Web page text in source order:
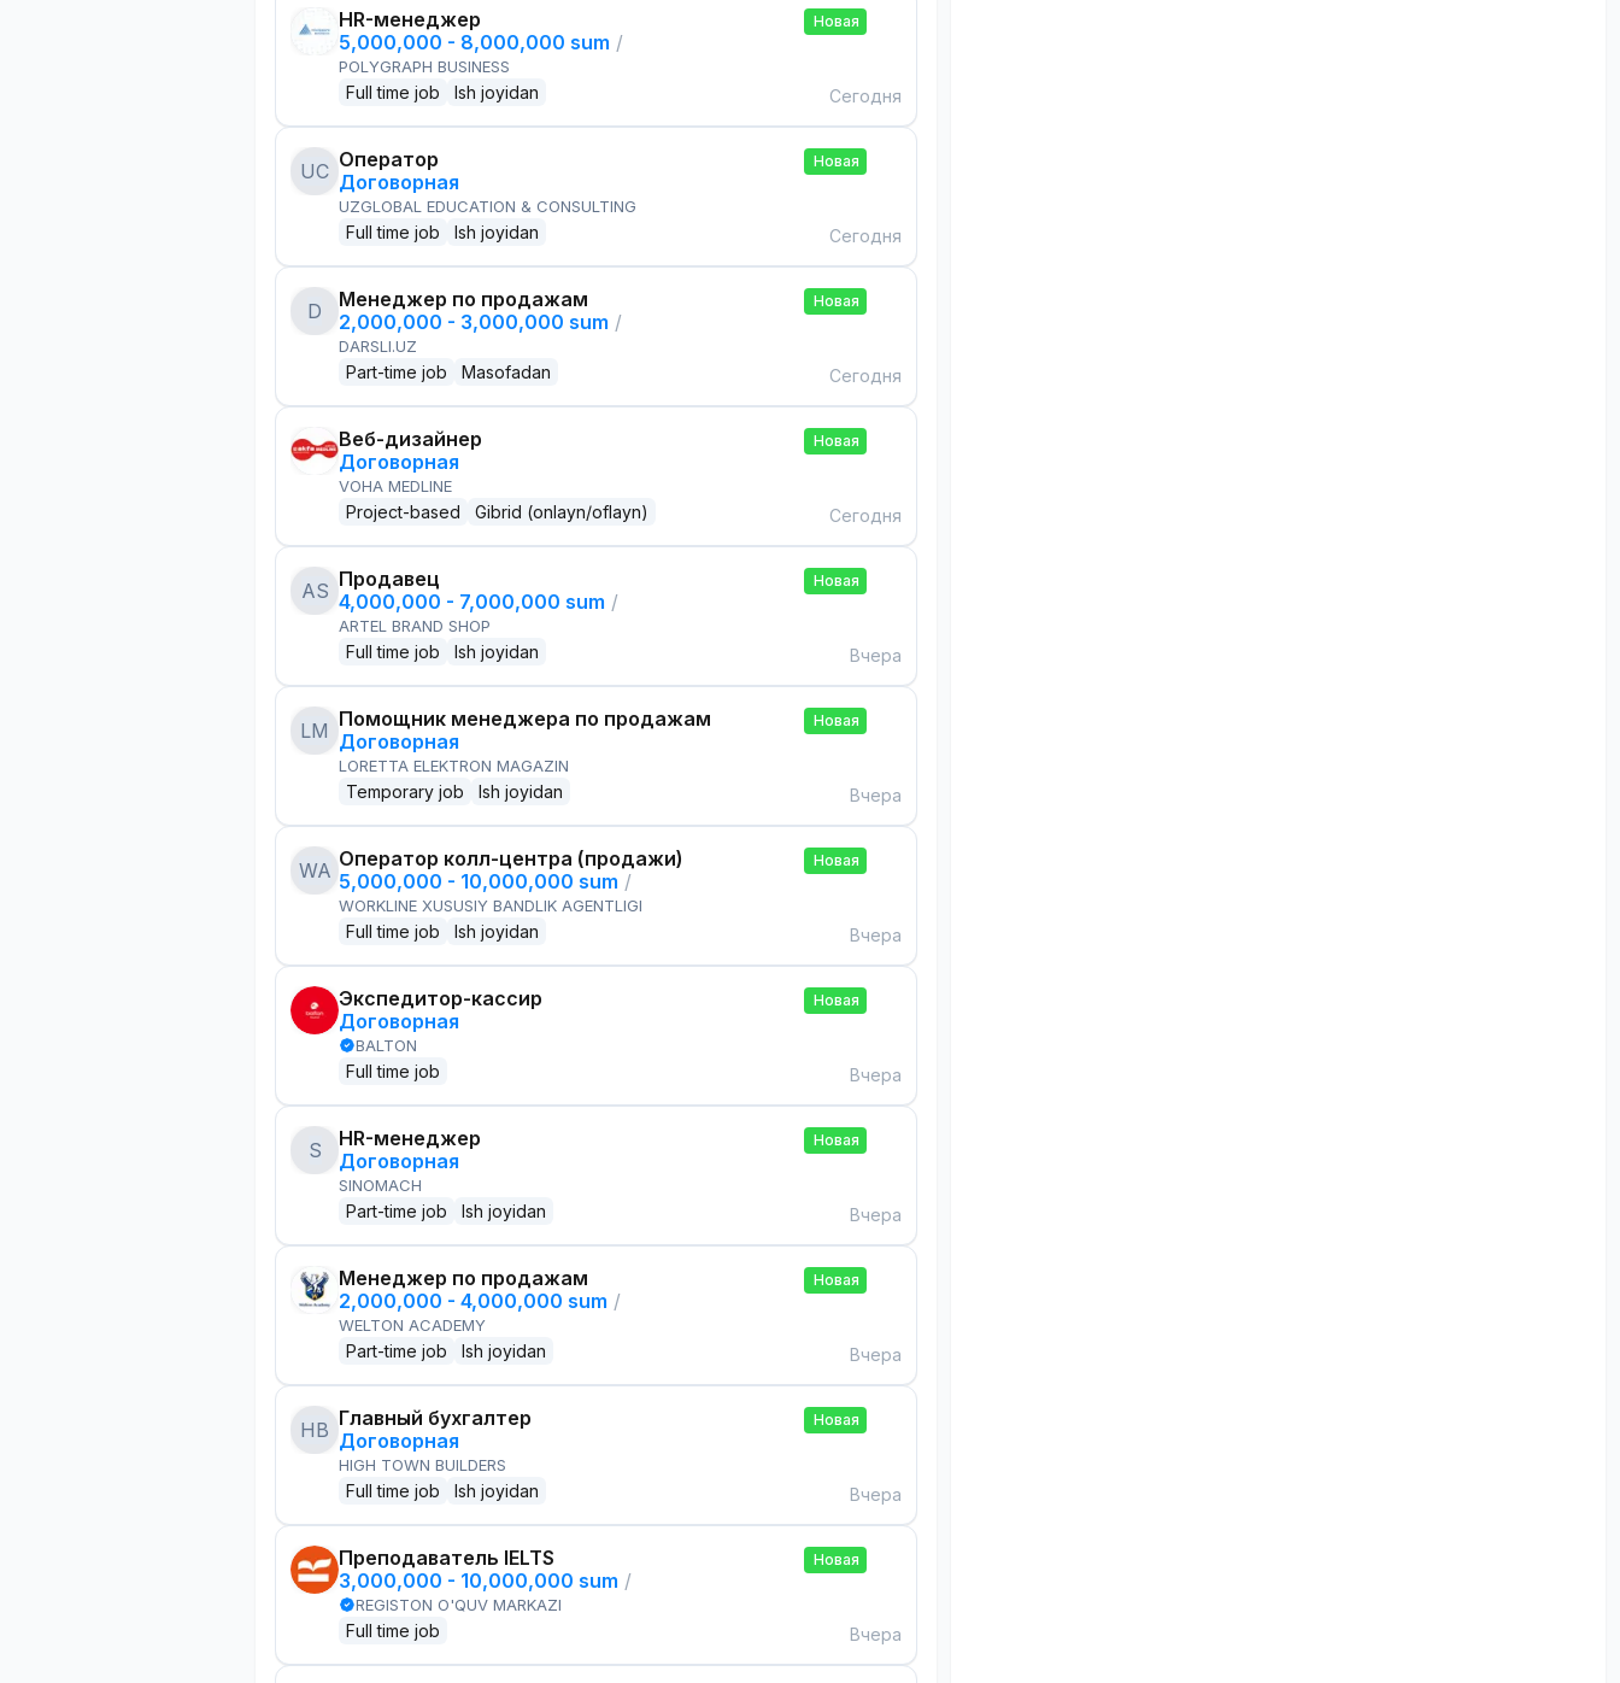
HR-менеджер
5,000,000 - 8,000,000 sum /
POLYGRAPH BUSINESS
Full time job Ish joyidan
Новая
Сегодня
UC Оператор
Договорная
UZGLOBAL EDUCATION & CONSULTING
Full time job Ish joyidan
Новая
Сегодня
D
Менеджер по продажам
2,000,000 - 3,000,000 sum /
DARSLI.UZ
Part-time job Masofadan
Новая
Сегодня
Веб-дизайнер
Договорная
VOHA MEDLINE
Project-based Gibrid (onlayn/oflayn)
Новая
Сегодня
AS Продавец
4,000,000 - 7,000,000 sum /
ARTEL BRAND SHOP
Full time job Ish joyidan
Новая
Вчера
LM Помощник менеджера по продажам
Договорная
LORETTA ELEKTRON MAGAZIN
Temporary job Ish joyidan
Новая
Вчера
WA Оператор колл-центра (продажи)
5,000,000 - 10,000,000 sum /
WORKLINE XUSUSIY BANDLIK AGENTLIGI
Full time job Ish joyidan
Новая
Вчера
Экспедитор-кассир
Договорная
BALTON
Full time job
Новая
Вчера
S
HR-менеджер
Договорная
SINOMACH
Part-time job Ish joyidan
Новая
Вчера
Менеджер по продажам
2,000,000 - 4,000,000 sum /
WELTON ACADEMY
Part-time job Ish joyidan
Новая
Вчера
HB Главный бухгалтер
Договорная
HIGH TOWN BUILDERS
Full time job Ish joyidan
Новая
Вчера
Преподаватель IELTS
3,000,000 - 10,000,000 sum /
REGISTON O'QUV MARKAZI
Full time job
Новая
Вчера